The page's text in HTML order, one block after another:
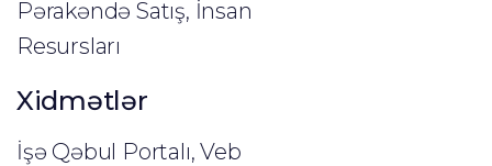
Pərakəndə Satış, İnsan
Resursları
Xidmətlər
İşə Qəbul Portalı, Veb